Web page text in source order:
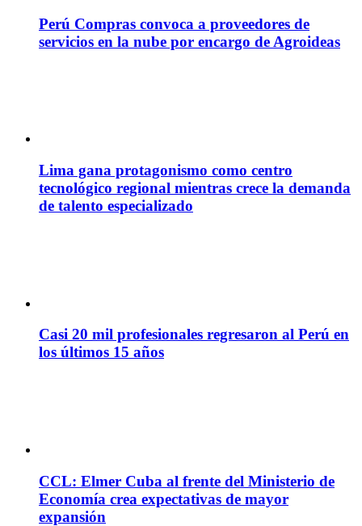
Perú Compras convoca a proveedores de
servicios en la nube por encargo de Agroideas
Lima gana protagonismo como centro
tecnológico regional mientras crece la demanda
de talento especializado
Casi 20 mil profesionales regresaron al Perú en
los últimos 15 años
CCL: Elmer Cuba al frente del Ministerio de
Economía crea expectativas de mayor
expansión